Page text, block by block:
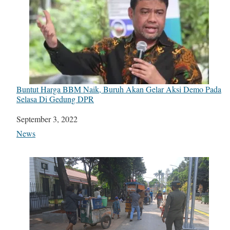
Buntut Harga BBM Naik, Buruh Akan Gelar Aksi Demo Pada
Selasa Di Gedung DPR
Date
September 3, 2022
In relation to
News